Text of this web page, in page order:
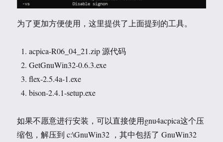
为了更加方便使用，这里提供了上面提到的工具。
acpica-R06_04_21.zip 源代码
GetGnuWin32-0.6.3.exe
flex-2.5.4a-1.exe
bison-2.4.1-setup.exe
如果不愿意进行安装，可以直接使用gnu4acpica这个压
缩包，解压到 c:\GnuWin32 ，其中包括了 GnuWin32